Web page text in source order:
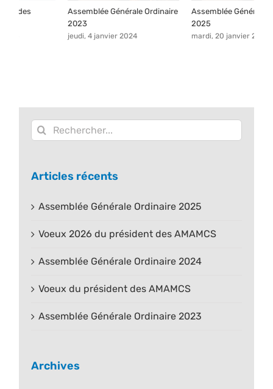
Assemblée Générale Ordinaire
jeudi, 4 janvier 2024
Assemblée Générale Ordinaire
mardi, 20 janvier 2026
Rechercher:
Articles récents
Assemblée Générale Ordinaire 2025
Voeux 2026 du président des AMAMCS
Assemblée Générale Ordinaire 2024
Voeux du président des AMAMCS
Assemblée Générale Ordinaire 2023
Archives